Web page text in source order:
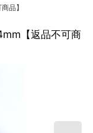
品】
【返品不可商